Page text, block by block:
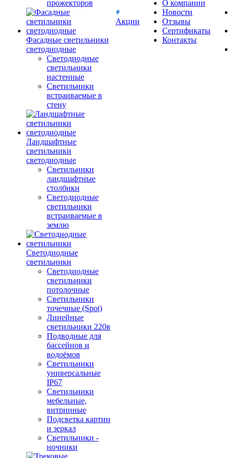
прожекторов
Фасадные светильники
светодиодные
Светодиодные
светильники
настенные
Светильники
встраиваемые в
стену
Ландшафтные
светильники
светодиодные
Светильники
ландшафтные
столбики
Светодиодные
светильники
встраиваемые в
землю
Светодиодные
светильники
Светодиодные
светильники
потолочные
Светильники
точечные (Spot)
Линейные
светильники 220в
Подводные для
бассейнов и
водоёмов
Светильники
универсальные
IP67
Светильники
мебельные,
витринные
Подсветка картин
и зеркал
Светильники -
ночники
Акции
О компании
Новости
Отзывы
Сертификаты
Контакты